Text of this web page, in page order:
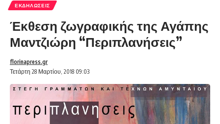
ΕΚΔΗΛΏΣΕΙΣ
Έκθεση ζωγραφικής της Αγάπης
Μαντζιώρη “Περιπλανήσεις”
Τετάρτη 28 Μαρτίου, 2018 09:03
florinapress.gr